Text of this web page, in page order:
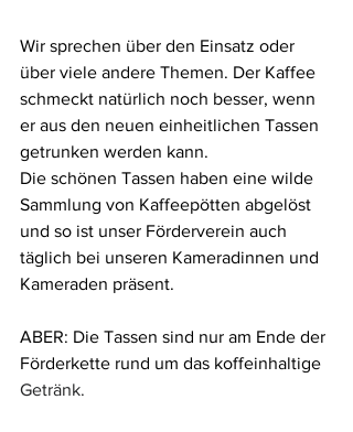
Wir sprechen über den Einsatz oder
über viele andere Themen. Der Kaffee
schmeckt natürlich noch besser, wenn
er aus den neuen einheitlichen Tassen
getrunken werden kann.
Die schönen Tassen haben eine wilde
Sammlung von Kaffeepötten abgelöst
und so ist unser Förderverein auch
täglich bei unseren Kameradinnen und
Kameraden präsent.
ABER: Die Tassen sind nur am Ende der
Förderkette rund um das koffeinhaltige
Getränk.